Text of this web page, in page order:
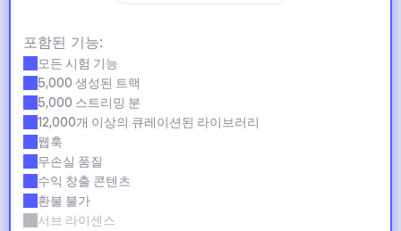
포함된 기능:
모든 시험 기능
5,000 생성된 트랙
5,000 스트리밍 분
12,000개 이상의 큐레이션된 라이브러리
웹훅
무손실 품질
수익 창출 콘텐츠
환불 불가
서브 라이센스